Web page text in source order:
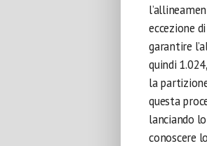
eccezione
garantire
quindi
la
questa
lanciando
conoscere